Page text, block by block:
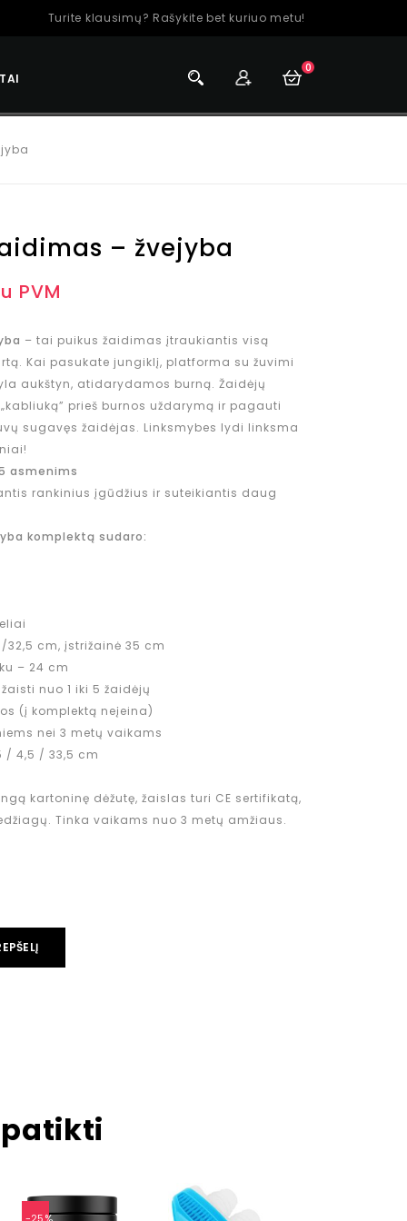
Turite klausimų? Rašykite bet kuriuo metu!
0
– žvejyba
PVM
– tai puikus žaidimas įtraukiantis visą
Kai pasukate jungiklį, platforma su žuvimi
aukštyn, atidarydamos burną. Žaidėjų
prieš burnos uždarymą ir pagauti
sugavęs žaidėjas. Linksmybes lydi linksma
asmenims
rankinius įgūdžius ir suteikiantis daug
komplektą sudaro:
cm, įstrižainė 35 cm
– 24 cm
nuo 1 iki 5 žaidėjų
(į komplektą neįeina)
nei 3 metų vaikams
/ 4,5 / 33,5 cm
kartoninę dėžutę, žaislas turi CE sertifikatą,
Tinka vaikams nuo 3 metų amžiaus.
-25%